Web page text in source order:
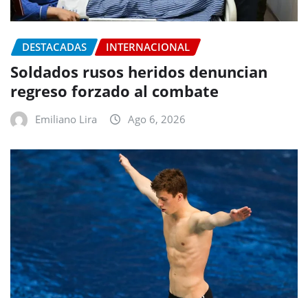
DESTACADAS INTERNACIONAL
Soldados rusos heridos denuncian
regreso forzado al combate
Emiliano Lira Ago 6, 2026